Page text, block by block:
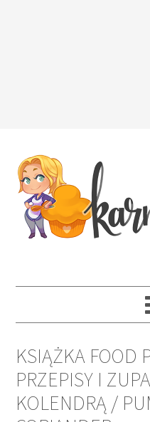
KSIĄŻKA FOOD
PRZEPISY I
KOLENDRĄ /